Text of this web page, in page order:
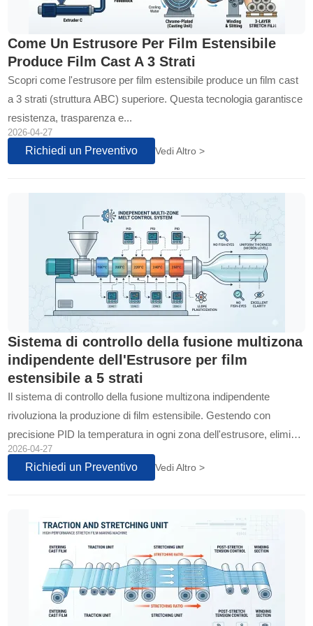
Come Un Estrusore Per Film Estensibile
Produce Film Cast A 3 Strati
Scopri come l'estrusore per film estensibile produce un film cast
a 3 strati (struttura ABC) superiore. Questa tecnologia garantisce
resistenza, trasparenza e...
2026-04-27
Richiedi un Preventivo Vedi Altro >
Sistema di controllo della fusione multizona
indipendente dell'Estrusore per film
estensibile a 5 strati
Il sistema di controllo della fusione multizona indipendente
rivoluziona la produzione di film estensibile. Gestendo con
precisione PID la temperatura in ogni zona dell'estrusore, elimina
difetti e garantisce una struttura film perfetta, trasparente e
resistente per imballaggi ad alte prestazioni...
2026-04-27
Richiedi un Preventivo Vedi Altro >